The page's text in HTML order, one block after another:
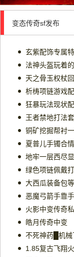
变态传奇sf发布
玄紫配饰专属
法神头盔玩着
天之骨玉权杖
狂暴玩法现状
王者禁地打法
铜矿挖掘帮衬
地牢一层西尽
绿色项链佩戴
恶魔弓箭手靠
火影中变传奇
皓月传奇中变
不死神药█机械
1.85复古飞翔火